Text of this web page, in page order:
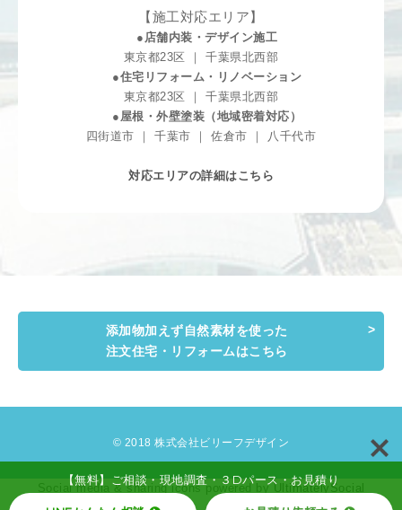
【施工対応エリア】
●店舗内装・デザイン施工
東京都23区 ｜ 千葉県北西部
●住宅リフォーム・リノベーション
東京都23区 ｜ 千葉県北西部
●屋根・外壁塗装（地域密着対応）
四街道市 ｜ 千葉市 ｜ 佐倉市 ｜ 八千代市
対応エリアの詳細はこちら
添加物加えず自然素材を使った
注文住宅・リフォームはこちら
© 2018 株式会社ビリーフデザイン
Social media & sharing icons powered by UltimatelySocial
【無料】ご相談・現地調査・３Dパース・お見積り